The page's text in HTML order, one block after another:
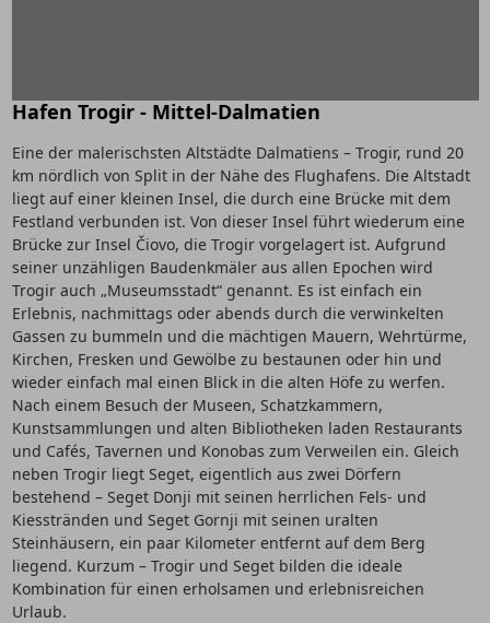
Hafen Trogir - Mittel-Dalmatien
Eine der malerischsten Altstädte Dalmatiens – Trogir, rund 20
km nördlich von Split in der Nähe des Flughafens. Die Altstadt
liegt auf einer kleinen Insel, die durch eine Brücke mit dem
Festland verbunden ist. Von dieser Insel führt wiederum eine
Brücke zur Insel Čiovo, die Trogir vorgelagert ist. Aufgrund
seiner unzähligen Baudenkmäler aus allen Epochen wird
Trogir auch „Museumsstadt“ genannt. Es ist einfach ein
Erlebnis, nachmittags oder abends durch die verwinkelten
Gassen zu bummeln und die mächtigen Mauern, Wehrtürme,
Kirchen, Fresken und Gewölbe zu bestaunen oder hin und
wieder einfach mal einen Blick in die alten Höfe zu werfen.
Nach einem Besuch der Museen, Schatzkammern,
Kunstsammlungen und alten Bibliotheken laden Restaurants
und Cafés, Tavernen und Konobas zum Verweilen ein. Gleich
neben Trogir liegt Seget, eigentlich aus zwei Dörfern
bestehend – Seget Donji mit seinen herrlichen Fels- und
Kiesstränden und Seget Gornji mit seinen uralten
Steinhäusern, ein paar Kilometer entfernt auf dem Berg
liegend. Kurzum – Trogir und Seget bilden die ideale
Kombination für einen erholsamen und erlebnisreichen
Urlaub.